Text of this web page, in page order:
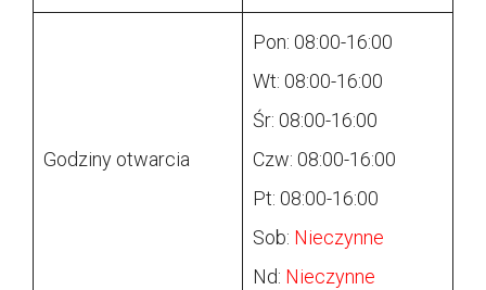
Godziny otwarcia
Pon: 08:00-16:00
Wt: 08:00-16:00
Śr: 08:00-16:00
Czw: 08:00-16:00
Pt: 08:00-16:00
Sob: Nieczynne
Nd: Nieczynne